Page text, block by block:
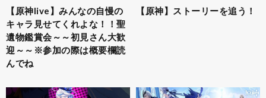
【原神live】みんなの自慢の
キャラ見せてくれよな！！聖
遺物鑑賞会～～初見さん大歓
迎～～※参加の際は概要欄読
んでね
【原神】ストーリーを追う！